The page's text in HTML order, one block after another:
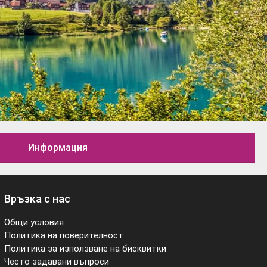
Информация
Връзка с нас
Общи условия
Политика на поверителност
Политика за използване на бисквитки
Често задавани въпроси